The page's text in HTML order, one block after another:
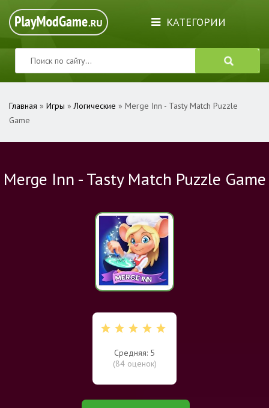
КАТЕГОРИИ
Главная » Игры »Логические » Merge Inn - Tasty Match Puzzle
Game
Merge Inn - Tasty Match Puzzle Game
Средняя: 5
(84оценок)